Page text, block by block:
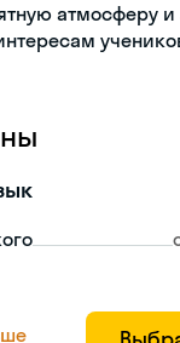
атмосферу и